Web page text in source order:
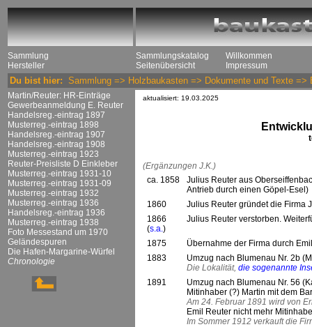
Sammlung
Hersteller
Sammlungskatalog
Seitenübersicht
Willkommen
Impressum
Du bist hier: Sammlung => Holzbaukasten => Dokumente und Texte =>
Martin/Reuter: HR-Einträge
Gewerbeanmeldung E. Reuter
Handelsreg.-eintrag 1897
Musterreg.-eintrag 1898
Handelsreg.-eintrag 1907
Handelsreg.-eintrag 1908
Musterreg.-eintrag 1923
Reuter-Preisliste D Einkleber
Musterreg.-eintrag 1931-10
Musterreg.-eintrag 1931-09
Musterreg.-eintrag 1932
Musterreg.-eintrag 1936
Handelsreg.-eintrag 1936
Musterreg.-eintrag 1938
Foto Messestand um 1970
Geländespuren
Die Hafen-Margarine-Würfel
Chronologie
aktualisiert: 19.03.2025
(Ergänzungen J.K.)
ca. 1858
Julius Reuter aus
Antrieb durch einen Göpel-Esel)
1860
Julius Reuter gründet die Firma
1866
(s.a.)
Julius Reuter verstorben.
1875
Übernahme der Firma durch
1883
Umzug nach Blumenau Nr. 2b
Die Lokalität, die sogenannte
1891
Umzug nach Blumenau Nr. 56
Mitinhaber (?) Martin mit dem
Am 24. Februar 1891 wird von
Emil Reuter nicht mehr
Im Sommer 1912 verkauft die